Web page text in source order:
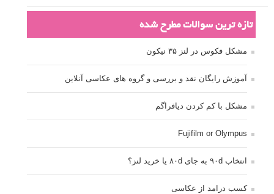
تازه ترین سوالات مطرح شده
مشکل فکوس در لنز ۳۵ نیکون
آموزش رایگان نقد و بررسی و گروه های عکاسی آنلاین
مشکل با کم کردن دیافراگم
Fujifilm or Olympus
انتخاب ۹۰d به جای ۸۰d یا خرید لنز؟
کسب درامد از عکاسی